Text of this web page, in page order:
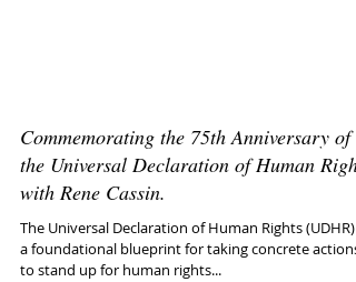
Commemorating the 75th Anniversary of
the Universal Declaration of Human
with Rene Cassin.